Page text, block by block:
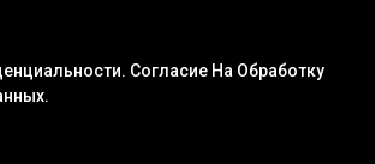
Согласие На Обработку